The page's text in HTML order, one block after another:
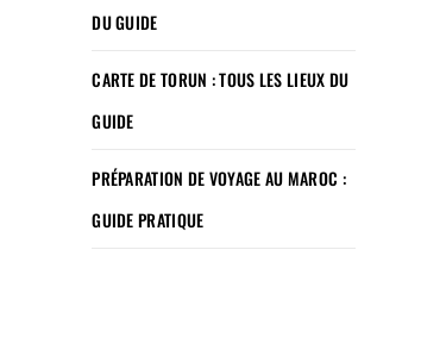
DU GUIDE
CARTE DE TORUN : TOUS LES LIEUX DU
GUIDE
PRÉPARATION DE VOYAGE AU MAROC :
GUIDE PRATIQUE